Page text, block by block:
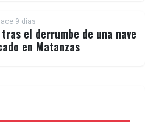
9 días
el derrumbe de una nave
en Matanzas